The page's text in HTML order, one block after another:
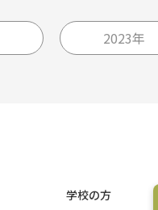
2023年
学校の方